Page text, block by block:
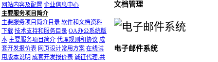
网站内容及配置 企业信息中心
主要服务项目简介
主要服务项目简介目录 软件和文档资料
下载 技术支持和服务目录 OA办公系统版
本 主要服务项目简介 代理规则和协议 成
套开发报价表 网页设计常用方案 在线试
用版本说明 成套开发报价表 诚征代理,共
文档管理
电子邮件系统